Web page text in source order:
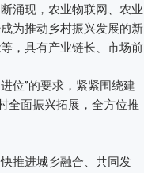
涌现，农业物联网、农业
为推动乡村振兴发展的新
，具有产业链长、市场前
位”的要求，紧紧围绕建
全面振兴拓展，全方位推
推进城乡融合、共同发